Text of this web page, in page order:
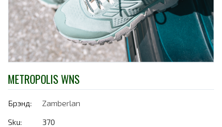
METROPOLIS WNS
Брэнд:
Zamberlan
Sku:
370